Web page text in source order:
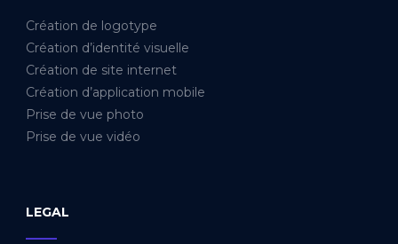
Création de logotype
Création d’identité visuelle
Création de site internet
Création d’application mobile
Prise de vue photo
Prise de vue vidéo
LEGAL
_____